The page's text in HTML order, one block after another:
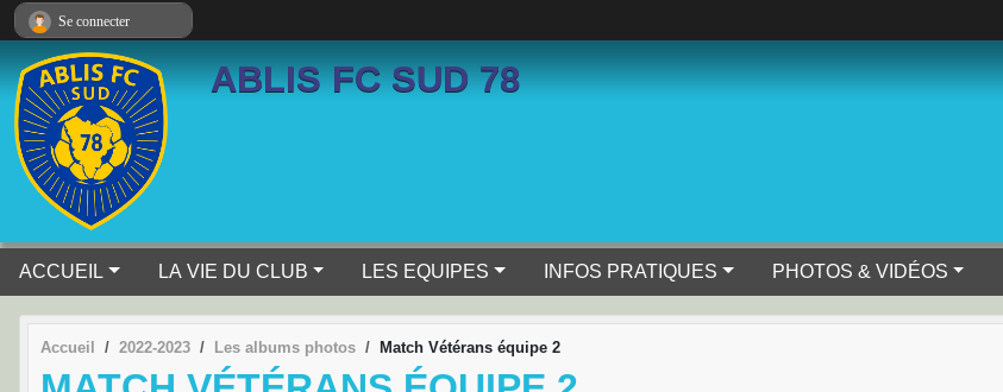
ABLIS FC SUD 78
ACCUEIL LA VIE DU CLUB LES EQUIPES INFOS PRATIQUES PHOTOS & VIDÉOS
Accueil 2022-2023 Les albums photos Match Vétérans équipe 2
Se connecter
Panneau de gestion des cookies